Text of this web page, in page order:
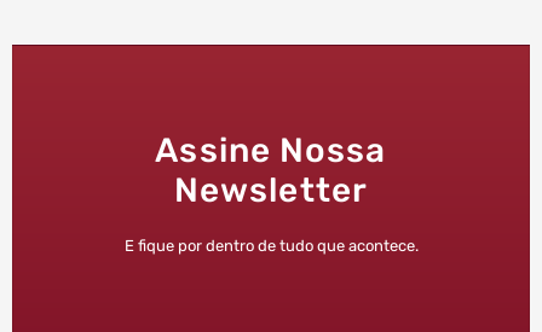
Assine Nossa
Newsletter
E fique por dentro de tudo que acontece.